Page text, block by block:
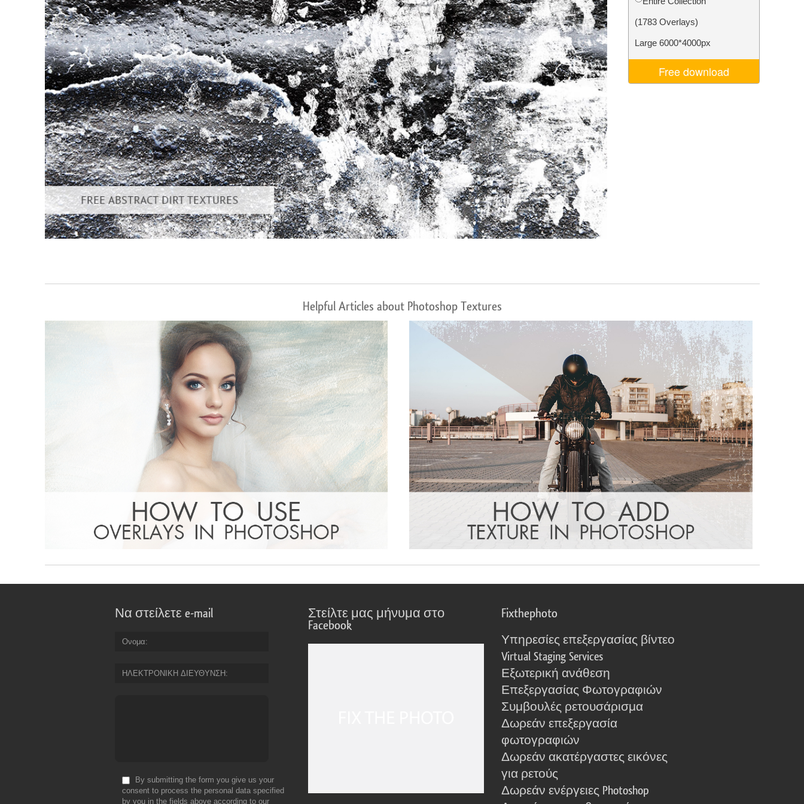
Επεξεργασία
φωτογραφιών προϊόντος
Επεξεργασία
φωτογραφιών
κοσμημάτων
Δεδομένα Εκπαίδευσης AI Video Editing Services
(1783 Overlays)
Large 6000*4000px
Free download
Helpful Articles about Photoshop Textures
Να στείλετε e-mail
Ονομα
ΗΛΕΚΤΡΟΝΙΚΗ ΔΙΕΥΘΥΝΣΗ
By submitting the form you give us your
consent to process the personal data specified
by you in the fields above according to our
Στείλτε μας μήνυμα στο
Facebook
Fixthephoto
Υπηρεσίες επεξεργασίας βίντεο
Virtual Staging Services
Εξωτερική ανάθεση
Επεξεργασίας Φωτογραφιών
Συμβουλές ρετουσάρισμα
Δωρεάν επεξεργασία
φωτογραφιών
Δωρεάν ακατέργαστες εικόνες
για ρετούς
Δωρεάν ενέργειες Photoshop